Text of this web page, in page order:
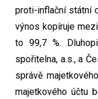
proti-inflační státní
výnos kopíruje
to 99,7 %.
spořitelna, a.s., a
správě
majetkového účtu